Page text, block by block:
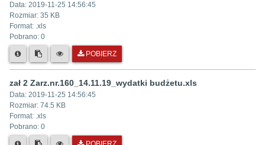
Data: 2019-11-25 14:56:45
Rozmiar: 35 KB
Format: .xls
Pobrano: 0
POBIERZ
zał 2 Zarz.nr.160_14.11.19_wydatki budżetu.xls
Data: 2019-11-25 14:56:45
Rozmiar: 74.5 KB
Format: .xls
Pobrano: 0